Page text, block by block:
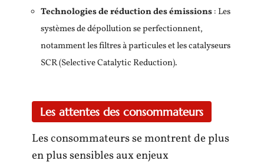
Technologies de réduction des émissions: Les
systèmes de dépollution se perfectionnent,
notamment les filtres à particules et les catalyseurs
SCR (Selective Catalytic Reduction).
Les attentes des consommateurs
Les consommateurs se montrent de plus
en plus sensibles aux enjeux